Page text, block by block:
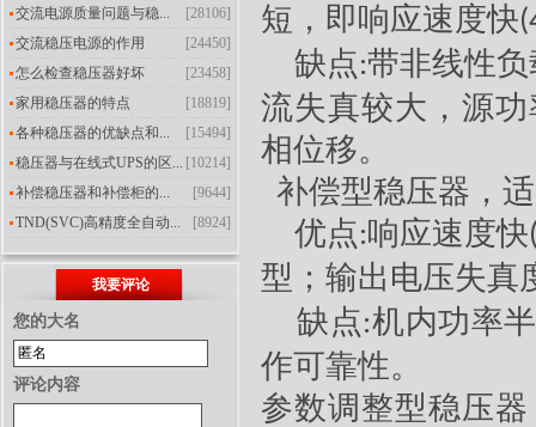
[28106]
交流电源质量问题与稳...
[24450]
交流稳压电源的作用
[23458]
怎么检查稳压器好坏
[18819]
家用稳压器的特点
[15494]
各种稳压器的优缺点和...
[10214]
稳压器与在线式UPS的区...
[9644]
补偿稳压器和补偿柜的...
[8924]
TND(SVC)高精度全自动...
我要评论
您的大名
评论内容
短，即响应速度快
缺点:带非线性
流失真较大，源
相位移。
补偿型稳压器 ，
优点:响应速度快
型；输出电压失真
缺点:机内功率
作可靠性。
参数调整型稳压器